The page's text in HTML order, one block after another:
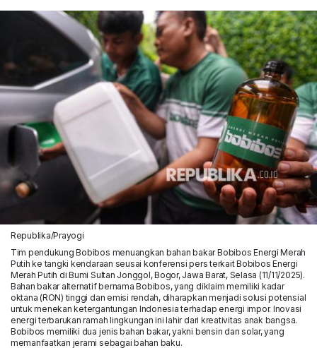
Republika/Prayogi
Tim pendukung Bobibos menuangkan bahan bakar Bobibos Energi Merah
Putih ke tangki kendaraan seusai konferensi pers terkait Bobibos Energi
Merah Putih di Bumi Sultan Jonggol, Bogor, Jawa Barat, Selasa (11/11/2025).
Bahan bakar alternatif bernama Bobibos, yang diklaim memiliki kadar
oktana (RON) tinggi dan emisi rendah, diharapkan menjadi solusi potensial
untuk menekan ketergantungan Indonesia terhadap energi impor. Inovasi
energi terbarukan ramah lingkungan ini lahir dari kreativitas anak bangsa.
Bobibos memiliki dua jenis bahan bakar, yakni bensin dan solar, yang
memanfaatkan jerami sebagai bahan baku.